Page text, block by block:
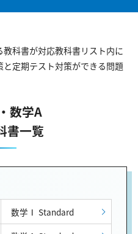
科書が対応教科書リスト内に
定期テスト対策ができる問題
数学A
書一覧
数学Ⅰ Standard